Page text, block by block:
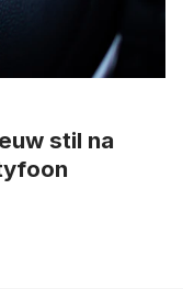
stil na